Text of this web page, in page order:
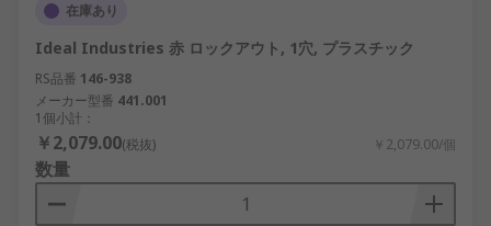
在庫あり
Ideal Industries 赤 ロックアウト, 1穴, プラスチック
RS品番 146-938
メーカー型番 441.001
1個小計：
￥2,079.00(税抜) ￥2,079.00/個
数量